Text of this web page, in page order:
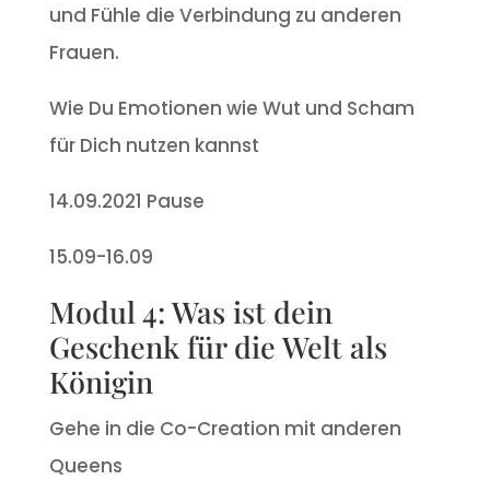
und Fühle die Verbindung zu anderen
Frauen.
Wie Du Emotionen wie Wut und Scham
für Dich nutzen kannst
14.09.2021 Pause
15.09-16.09
Modul 4: Was ist dein
Geschenk für die Welt als
Königin
Gehe in die Co-Creation mit anderen
Queens